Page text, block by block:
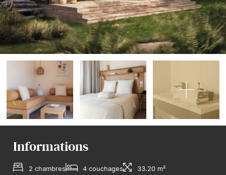
Informations
2 chambres 4 couchages
33.20 m²